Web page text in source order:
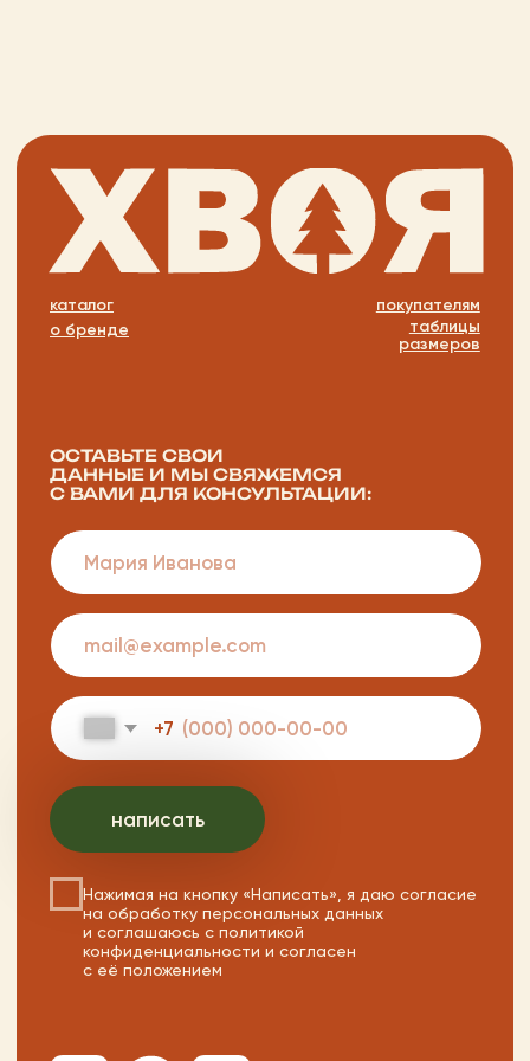
политика конфиденциальности
публичная оферта
Магазин работает
в режиме предварительной
записи.
Просто напишите нам в чат
для брони времени